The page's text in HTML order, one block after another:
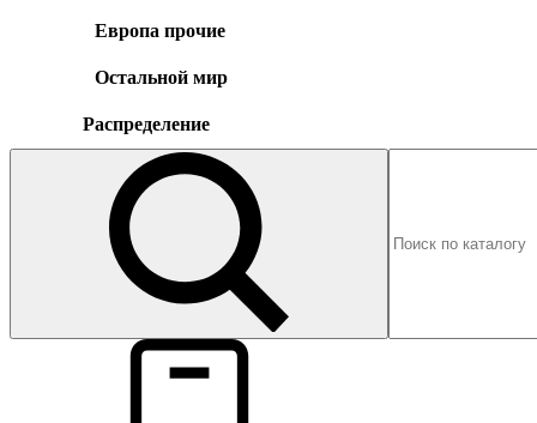
Европа прочие
Остальной мир
Распределение